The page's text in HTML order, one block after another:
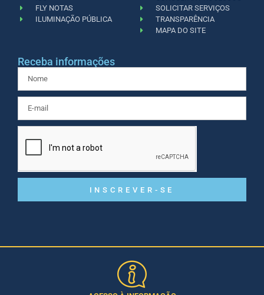
FLY NOTAS
ILUMINAÇÃO PÚBLICA
SOLICITAR SERVIÇOS
TRANSPARÊNCIA
MAPA DO SITE
Receba informações
INSCREVER-SE